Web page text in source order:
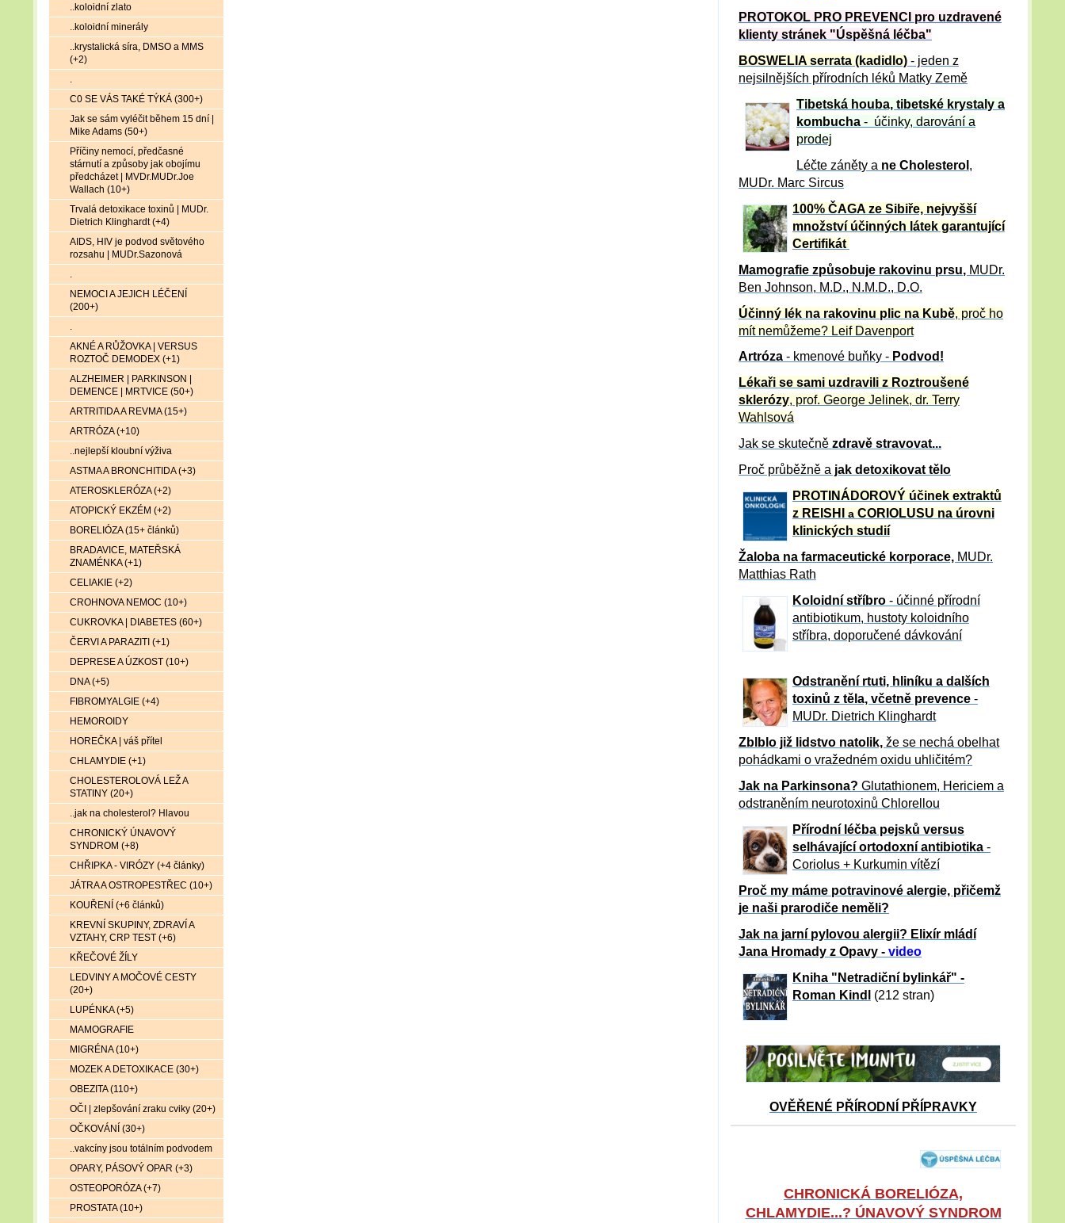
PROTOKOL PRO PREVENCI pro uzdravené
klienty stránek "Úspěšná léčba"
BOSWELIA serrata (kadidlo) - jeden z
nejsilnějších přírodních léků Matky Země
Tibetská houba, tibetské krystaly a
kombucha - účinky, darování a
prodej
Léčte záněty a ne Cholesterol ,
MUDr. Marc Sircus
100% ČAGA ze Sibiře, nejvyšší
množství účinných látek garantující
Certifikát
Mamografie způsobuje rakovinu prsu, MUDr.
Ben Johnson, M.D., N.M.D., D.O.
Účinný lék na rakovinu plic na Kubě, proč ho
mít nemůžeme? Leif Davenport
Artróza - kmenové buňky - Podvod!
Lékaři se sami uzdravili z Roztroušené
sklerózy, prof. George Jelinek, dr. Terry
Wahlsová
Jak se skutečně zdravě stravovat...
Proč průběžně a jak detoxikovat tělo
PROTINÁDOROVÝ účinek extraktů
z REISHI a CORIOLUSU na úrovni
klinických studií
Žaloba na farmaceutické korporace, MUDr.
Matthias Rath
Koloidní stříbro- účinné přírodní
antibiotikum, hustoty koloidního
stříbra, doporučené dávkování
Odstranění rtuti, hliníku a dalších
toxinů z těla, včetně prevence -
MUDr. Dietrich Klinghardt
Zblblo již lidstvo natolik, že se nechá obelhat
pohádkami o vražedném oxidu uhličitém?
Jak na Parkinsona? Glutathionem, Hericiem a
odstraněním neurotoxinů Chlorellou
Přírodní léčba pejsků versus
selhávající ortodoxní antibiotika -
Coriolus + Kurkumin vítězí
Proč my máme potravinové alergie, přičemž
je naši prarodiče neměli?
Jak na jarní pylovou alergii? Elixír mládí
Jana Hromady z Opavy - video
Kniha "Netradiční bylinkář" -
Roman Kindl
(212 stran)
OVĚŘENÉ PŘÍRODNÍ PŘÍPRAVKY
CHRONICKÁ BORELIÓZA,
CHLAMYDIE...? ÚNAVOVÝ SYNDROM
..koloidní zlato
..koloidní minerály
..krystalická síra, DMSO a MMS
(+2)
.
C0 SE VÁS TAKÉ TÝKÁ (300+)
Jak se sám vyléčit během 15 dní |
Mike Adams (50+)
Příčiny nemocí, předčasné
stárnutí a způsoby jak obojímu
předcházet | MVDr.MUDr.Joe
Wallach (10+)
Trvalá detoxikace toxinů | MUDr.
Dietrich Klinghardt (+4)
AIDS, HIV je podvod světového
rozsahu | MUDr.Sazonová
.
NEMOCI A JEJICH LÉČENÍ
(200+)
.
AKNÉ A RŮŽOVKA | VERSUS
ROZTOČ DEMODEX (+1)
ALZHEIMER | PARKINSON |
DEMENCE | MRTVICE (50+)
ARTRITIDA A REVMA (15+)
ARTRÓZA (+10)
..nejlepší kloubní výživa
ASTMA A BRONCHITIDA (+3)
ATEROSKLERÓZA (+2)
ATOPICKÝ EKZÉM (+2)
BORELIÓZA (15+ článků)
BRADAVICE, MATEŘSKÁ
ZNAMÉNKA (+1)
CELIAKIE (+2)
CROHNOVA NEMOC (10+)
CUKROVKA | DIABETES (60+)
ČERVI A PARAZITI (+1)
DEPRESE A ÚZKOST (10+)
DNA (+5)
FIBROMYALGIE (+4)
HEMOROIDY
HOREČKA | váš přítel
CHLAMYDIE (+1)
CHOLESTEROLOVÁ LEŽ A
STATINY (20+)
..jak na cholesterol? Hlavou
CHRONICKÝ ÚNAVOVÝ
SYNDROM (+8)
CHŘIPKA - VIRÓZY (+4 články)
JÁTRA A OSTROPESTŘEC (10+)
KOUŘENÍ (+6 článků)
KREVNÍ SKUPINY, ZDRAVÍ A
VZTAHY, CRP TEST (+6)
KŘEČOVÉ ŽÍLY
LEDVINY A MOČOVÉ CESTY
(20+)
LUPÉNKA (+5)
MAMOGRAFIE
MIGRÉNA (10+)
MOZEK A DETOXIKACE (30+)
OBEZITA (110+)
OČI | zlepšování zraku cviky (20+)
OČKOVÁNÍ (30+)
..vakcíny jsou totálním podvodem
OPARY, PÁSOVÝ OPAR (+3)
OSTEOPORÓZA (+7)
PROSTATA (10+)